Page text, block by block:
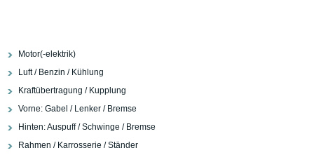
Motor(-elektrik)
Luft / Benzin / Kühlung
Kraftübertragung / Kupplung
Vorne: Gabel / Lenker / Bremse
Hinten: Auspuff / Schwinge / Bremse
Rahmen / Karrosserie / Ständer